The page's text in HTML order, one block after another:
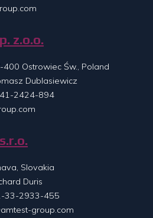
z.o.o.
Ostrowiec Św., Poland
Dublasiewicz
2424-894
Slovakia
Duris
33-2933-455
group.com